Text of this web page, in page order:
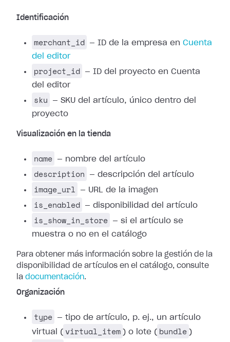
Identificación
merchant_id — ID de la empresa en Cuenta
del editor
project_id
— ID del proyecto en Cuenta
del editor
sku
— SKU del artículo, único dentro del
proyecto
Visualización en la tienda
name — nombre del artículo
description — descripción del artículo
image_url — URL de la imagen
is_enabled — disponibilidad del artículo
is_show_in_store
— si el artículo se
muestra o no en el catálogo
Para obtener más información sobre la gestión de la
disponibilidad de artículos en el catálogo, consulte
la documentación.
Organización
type
— tipo de artículo, p. ej., un artículo
virtual ( virtual_item ) o lote ( bundle )